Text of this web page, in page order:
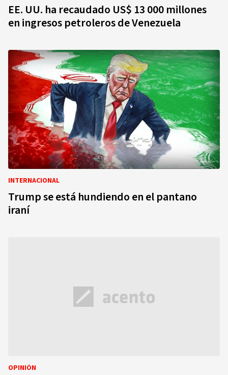
EE. UU. ha recaudado US$ 13 000 millones
en ingresos petroleros de Venezuela
INTERNACIONAL
Trump se está hundiendo en el pantano
iraní
OPINIÓN